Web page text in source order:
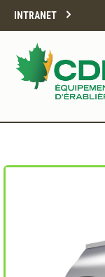
INTRANET
Merci